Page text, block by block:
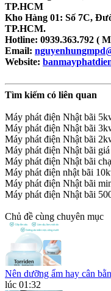
TP.HCM
Kho Hàng 01: Số 7C,
TP.HCM.
Hotline: 0939.363.792 (
Email:
Website:
Tìm kiếm có liên quan
Máy phát điện Nhật bãi
Máy phát điện Nhật bãi
Máy phát điện Nhật bãi
Máy phát điện Nhật bãi
Máy phát điện Nhật bãi
Máy phát điện nhật bãi
Máy phát điện Nhật bãi
Máy phát điện Nhật bãi
Chủ đề cùng chuyên mục
Nên dưỡng ẩm hay cân
lúc 01:32